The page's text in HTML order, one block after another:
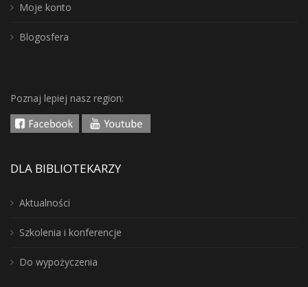
Moje konto
Blogosfera
Poznaj lepiej nasz region:
DLA BIBLIOTEKARZY
Aktualności
Szkolenia i konferencje
Do wypożyczenia